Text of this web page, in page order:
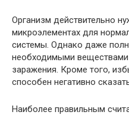
Организм действительно
микроэлементах для
системы. Однако даже
необходимыми веществами
заражения. Кроме того,
способен негативно
Наиболее правильным